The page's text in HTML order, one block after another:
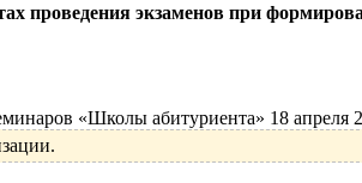
проведения экзаменов при
«Школы абитуриента» 18 апреля